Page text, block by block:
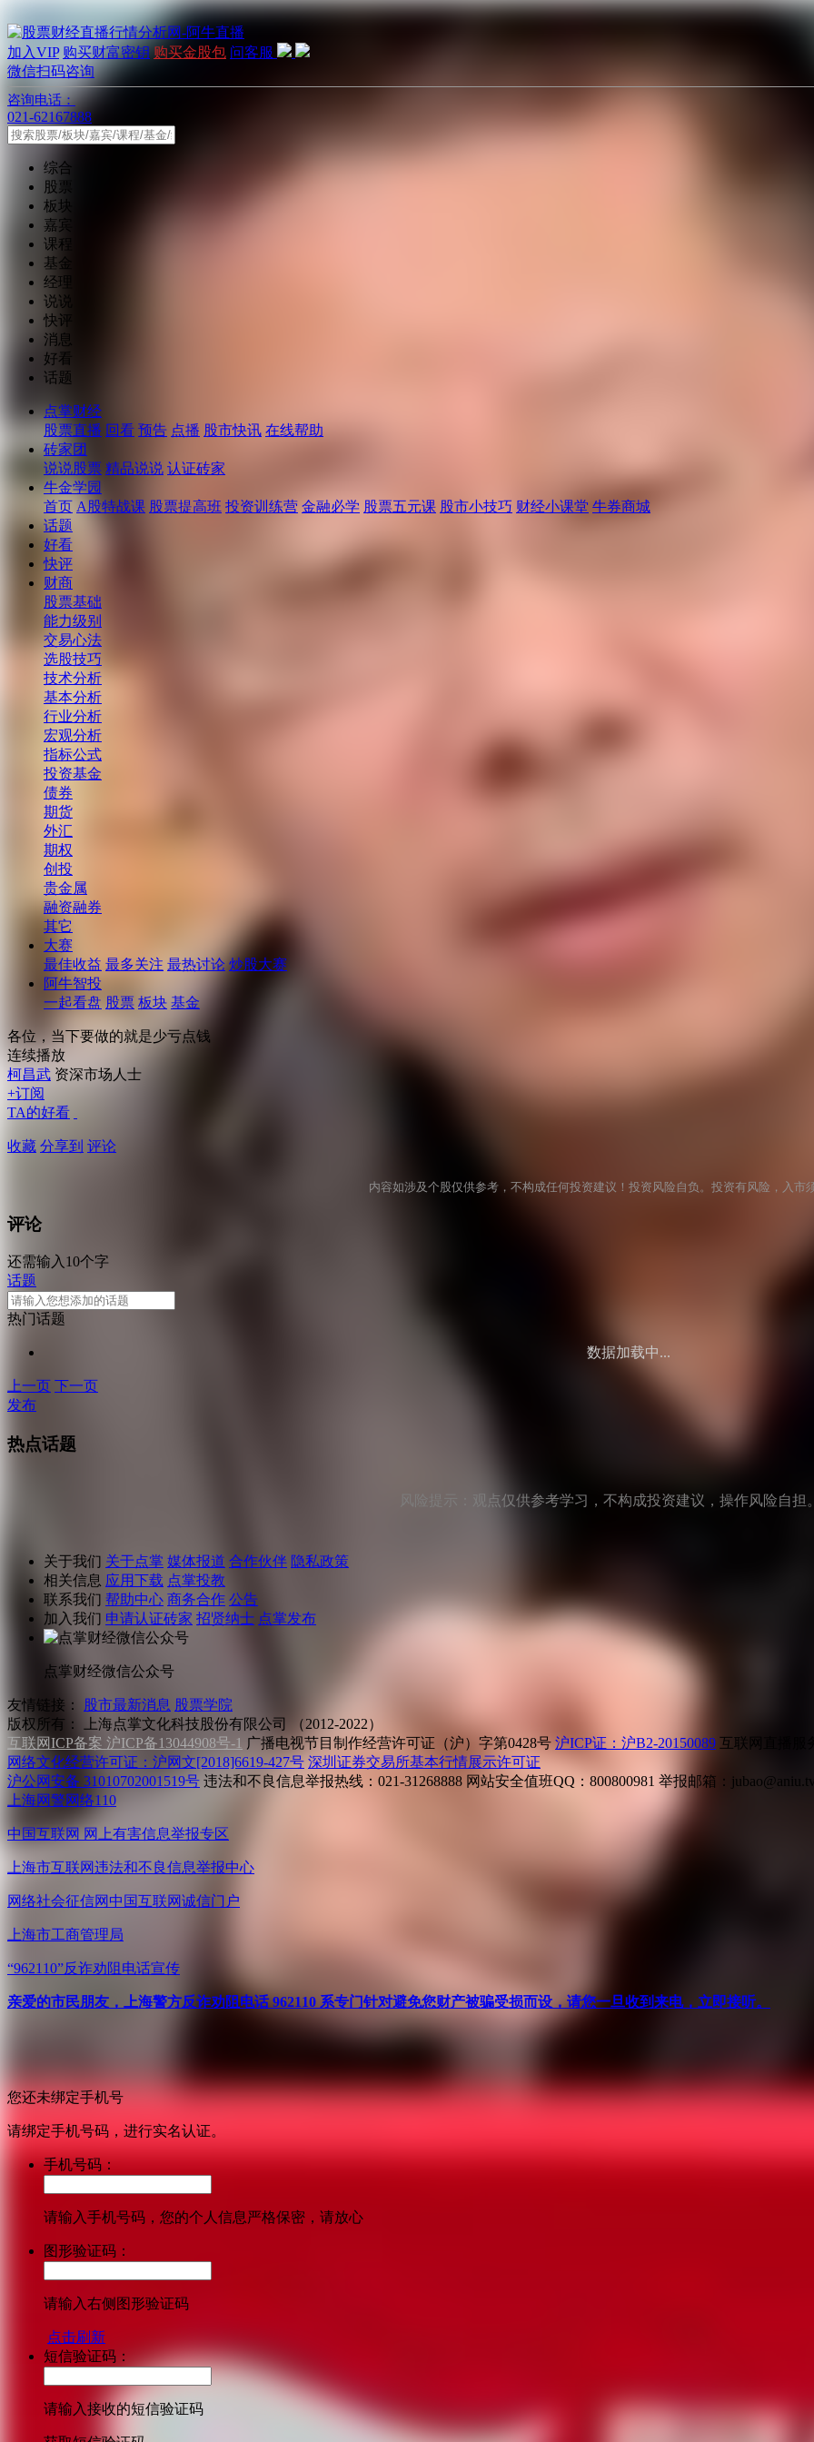
加入VIP 购买财富密钥 购买金股包 问客服
微信扫码咨询
咨询电话：
021-62167888
综合
股票
板块
嘉宾
课程
基金
经理
说说
快评
消息
好看
话题
点掌财经
股票直播 回看 预告 点播 股市快讯 在线帮助
砖家团
说说股票 精品说说 认证砖家
牛金学园
首页 A股特战课 股票提高班 投资训练营 金融必学 股票五元课 股市小技巧 财经小课堂 牛券商城
话题
好看
快评
财商
股票基础
能力级别
交易心法
选股技巧
技术分析
基本分析
行业分析
宏观分析
指标公式
投资基金
债券
期货
外汇
期权
创投
贵金属
融资融券
其它
大赛
最佳收益 最多关注 最热讨论 炒股大赛
阿牛智投
一起看盘 股票 板块 基金
各位，当下要做的就是少亏点钱
连续播放
柯昌武 资深市场人士
+订阅
TA的好看
收藏 分享到 评论
内容如涉及个股仅供参考，不构成任何投资建议！投资风险自负。投资有风险，入市
评论
还需输入10个字
话题
热门话题
数据加载中...
上一页 下一页
发布
热点话题
风险提示：观点仅供参考学习，不构成投资建议，操作风险自担
关于我们 关于点掌 媒体报道 合作伙伴 隐私政策
相关信息 应用下载 点掌投教
联系我们 帮助中心 商务合作 公告
加入我们 申请认证砖家 招贤纳士 点掌发布
点掌财经微信公众号
友情链接： 股市最新消息 股票学院
版权所有：
上海点掌文化科技股份有限公司 （2012-2022）
互联网ICP备案 沪ICP备13044908号-1 广播电视节目制作经营许可证（沪）字第0428号 沪ICP证：沪B2-20150089 互联网直播服
网络文化经营许可证：沪网文[2018]6619-427号 深圳证券交易所基本行情展示许可证
沪公网安备 31010702001519号 违法和不良信息举报热线：021-31268888 网站安全值班QQ：800800981 举报邮箱：
上海网警网络110
中国互联网 网上有害信息举报专区
上海市互联网违法和不良信息举报中心
网络社会征信网 中国互联网诚信门户
上海市工商管理局
“962110”反诈劝阻电话宣传
亲爱的市民朋友，上海警方反诈劝阻电话 962110 系专门针对避免您财产被骗受损而设，请您一旦收到来电，立即接听。
您还未绑定手机号
请绑定手机号码，进行实名认证。
手机号码：
请输入手机号码，您的个人信息严格保密，请放心
图形验证码：
请输入右侧图形验证码
点击刷新
短信验证码：
请输入接收的短信验证码